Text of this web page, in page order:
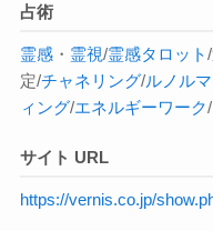
占術
霊感・ 霊視/霊感タロット/
定/チャネリング/ルノル
ィング/エネルギーワーク/
サイト URL
https://vernis.co.jp/